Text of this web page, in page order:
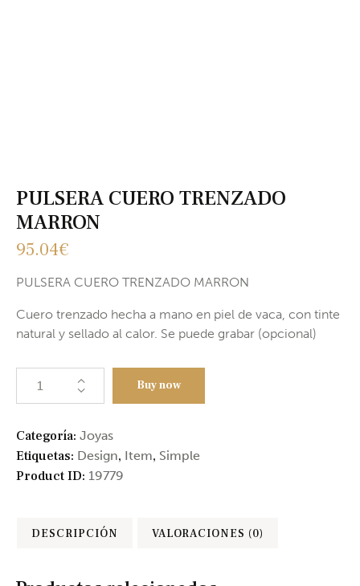
PULSERA CUERO TRENZADO
MARRON
95.04€
PULSERA CUERO TRENZADO MARRON
Cuero trenzado hecha a mano en piel de vaca, con tinte
natural y sellado al calor. Se puede grabar (opcional)
Buy now
Categoría: Joyas
Etiquetas: Design, Item, Simple
Product ID: 19779
DESCRIPCIÓN VALORACIONES (0)